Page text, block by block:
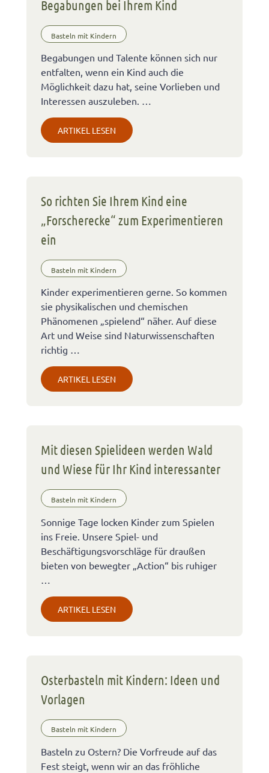
Begabungen bei Ihrem Kind
Basteln mit Kindern
Begabungen und Talente können sich nur
entfalten, wenn ein Kind auch die
Möglichkeit dazu hat, seine Vorlieben und
Interessen auszuleben. …
ARTIKEL LESEN
So richten Sie Ihrem Kind eine
„Forscherecke“ zum Experimentieren
ein
Basteln mit Kindern
Kinder experimentieren gerne. So kommen
sie physikalischen und chemischen
Phänomenen „spielend“ näher. Auf diese
Art und Weise sind Naturwissenschaften
richtig …
ARTIKEL LESEN
Mit diesen Spielideen werden Wald
und Wiese für Ihr Kind interessanter
Basteln mit Kindern
Sonnige Tage locken Kinder zum Spielen
ins Freie. Unsere Spiel- und
Beschäftigungsvorschläge für draußen
bieten von bewegter „Action“ bis ruhiger
ARTIKEL LESEN
Osterbasteln mit Kindern: Ideen und
Vorlagen
Basteln mit Kindern
Basteln zu Ostern? Die Vorfreude auf das
Fest steigt, wenn wir an das fröhliche